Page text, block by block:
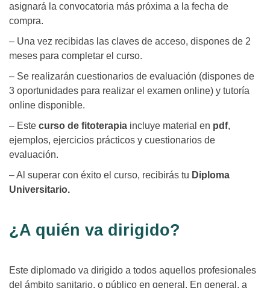
asignará la convocatoria más próxima a la fecha de
compra.
– Una vez recibidas las claves de acceso, dispones de 2
meses para completar el curso.
– Se realizarán cuestionarios de evaluación (dispones de
3 oportunidades para realizar el examen online) y tutoría
online disponible.
– Este curso de fitoterapia incluye material en pdf,
ejemplos, ejercicios prácticos y cuestionarios de
evaluación.
– Al superar con éxito el curso, recibirás tu Diploma
Universitario.
¿A quién va dirigido?
Este diplomado va dirigido a todos aquellos profesionales
del ámbito sanitario, o público en general. En general, a